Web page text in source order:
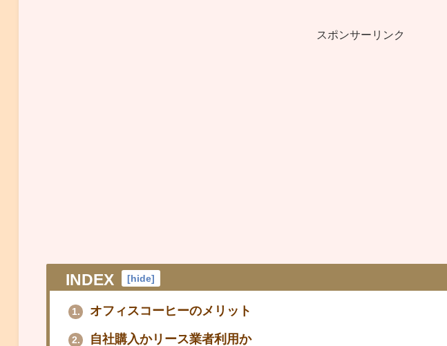
スポンサーリンク
INDEX [hide]
1. オフィスコーヒーのメリット
2. 自社購入かリース業者利用か